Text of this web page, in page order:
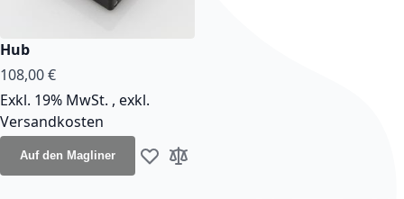
Hub
108,00 €
Exkl. 19% MwSt. , exkl.
Versandkosten
Auf den Magliner Zur Wunschliste hinzufügen
Zur Vergleichsliste hinzufügen